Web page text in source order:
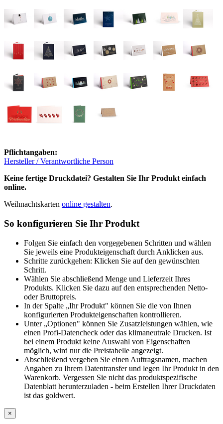
Pflichtangaben:
Hersteller / Verantwortliche Person
Keine fertige Druckdatei? Gestalten Sie Ihr Produkt einfach
online.
Weihnachtskarten online gestalten.
So konfigurieren Sie Ihr Produkt
Folgen Sie einfach den vorgegebenen Schritten und wählen
Sie jeweils eine Produkteigenschaft durch Anklicken aus.
Schritte zurückgehen: Klicken Sie auf den gewünschten
Schritt.
Wählen Sie abschließend Menge und Lieferzeit Ihres
Produkts. Klicken Sie dazu auf den entsprechenden Netto-
oder Bruttopreis.
In der Spalte „Ihr Produkt" können Sie die von Ihnen
konfigurierten Produkteigenschaften kontrollieren.
Unter „Optionen" können Sie Zusatzleistungen wählen, wie
einen Profi-Datencheck oder das klimaneutrale Drucken. Ist
bei einem Produkt keine Auswahl von Eigenschaften
möglich, wird nur die Preistabelle angezeigt.
Abschließend vergeben Sie einen Auftragsnamen, machen
Angaben zu Ihrem Datentransfer und legen Ihr Produkt in den
Warenkorb. Vergessen Sie nicht das produktspezifische
Datenblatt herunterzuladen - beim Erstellen Ihrer Druckdaten
ist das goldwert.
×